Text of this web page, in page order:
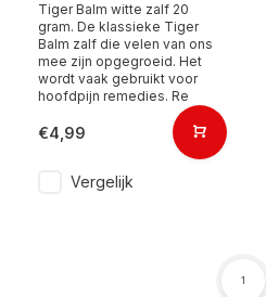
Tiger Balm witte zalf 20
gram. De klassieke Tiger
Balm zalf die velen van ons
mee zijn opgegroeid. Het
wordt vaak gebruikt voor
hoofdpijn remedies. Re
€4,99
Vergelijk
1